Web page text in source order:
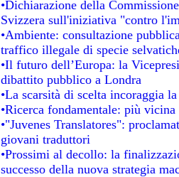
•Dichiarazione della
Svizzera sull'iniziativa "contro
•Ambiente: consultazione
traffico illegale di specie
•Il futuro dell’Europa: la
dibattito pubblico a Londra
•La scarsità di scelta incoraggia
•Ricerca fondamentale: più
•"Juvenes Translatores":
giovani traduttori
•Prossimi al decollo: la
successo della nuova strategia